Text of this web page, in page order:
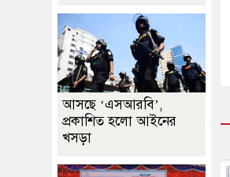
আসছে ‘এসআরবি’,
প্রকাশিত হলো আইনের
খসড়া